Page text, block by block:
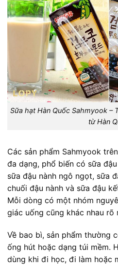
Sữa hạt Hàn Quốc Sahmyook –
từ Hàn
Các sản phẩm Sahmyook
đa dạng, phổ biến có sữa
sữa đậu nành ngô ngọt, sữa
chuối đậu nành và sữa đậu
Mỗi dòng có một nhóm
giác uống cũng khác nhau rõ
Về bao bì, sản phẩm thường
ống hút hoặc dạng túi mềm.
dùng khi đi học, đi làm hoặc